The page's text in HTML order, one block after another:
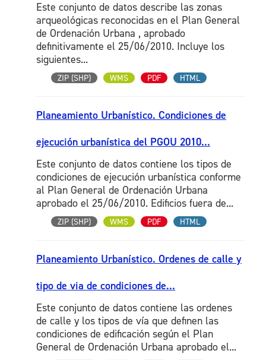
Este conjunto de datos describe las zonas
arqueológicas reconocidas en el Plan General
de Ordenación Urbana , aprobado
definitivamente el 25/06/2010. Incluye los
siguientes...
ZIP (SHP) WMS PDF HTML
Planeamiento Urbanístico. Condiciones de
ejecución urbanística del PGOU 2010...
Este conjunto de datos contiene los tipos de
condiciones de ejecución urbanística conforme
al Plan General de Ordenación Urbana
aprobado el 25/06/2010. Edificios fuera de...
ZIP (SHP) WMS PDF HTML
Planeamiento Urbanístico. Ordenes de calle y
tipo de via de condiciones de...
Este conjunto de datos contiene las ordenes
de calle y los tipos de vía que definen las
condiciones de edificación según el Plan
General de Ordenación Urbana aprobado el...